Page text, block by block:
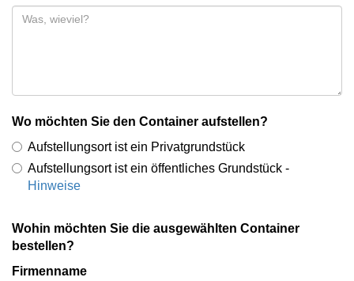
Wo möchten Sie den Container aufstellen?
Aufstellungsort ist ein Privatgrundstück
Aufstellungsort ist ein öffentliches Grundstück -
Hinweise
Wohin möchten Sie die ausgewählten Container
bestellen?
Firmenname